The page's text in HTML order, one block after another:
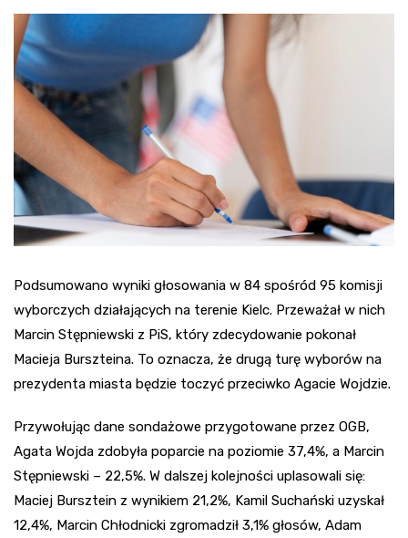
Podsumowano wyniki głosowania w 84 spośród 95 komisji
wyborczych działających na terenie Kielc. Przeważał w nich
Marcin Stępniewski z PiS, który zdecydowanie pokonał
Macieja Burszteina. To oznacza, że drugą turę wyborów na
prezydenta miasta będzie toczyć przeciwko Agacie Wojdzie.
Przywołując dane sondażowe przygotowane przez OGB,
Agata Wojda zdobyła poparcie na poziomie 37,4%, a Marcin
Stępniewski – 22,5%. W dalszej kolejności uplasowali się:
Maciej Bursztein z wynikiem 21,2%, Kamil Suchański uzyskał
12,4%, Marcin Chłodnicki zgromadził 3,1% głosów, Adam